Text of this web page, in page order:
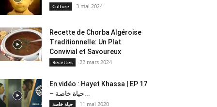
Culture 3 mai 2024
Recette de Chorba Algéroise
Traditionnelle: Un Plat
Convivial et Savoureux
Recettes 22 mars 2024
En vidéo : Hayet Khassa | EP 17
– حياة خاصة...
حياة خاصة 11 mai 2020